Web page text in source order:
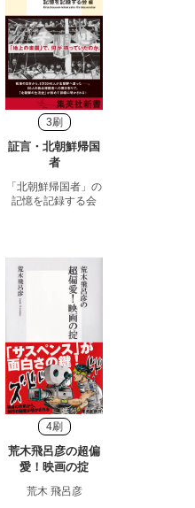
3刷
証言・北朝鮮帰国
者
「北朝鮮帰国者」の
記憶を記録する会
4刷
荒木飛呂彦の超偏
愛！映画の掟
荒木 飛呂彦